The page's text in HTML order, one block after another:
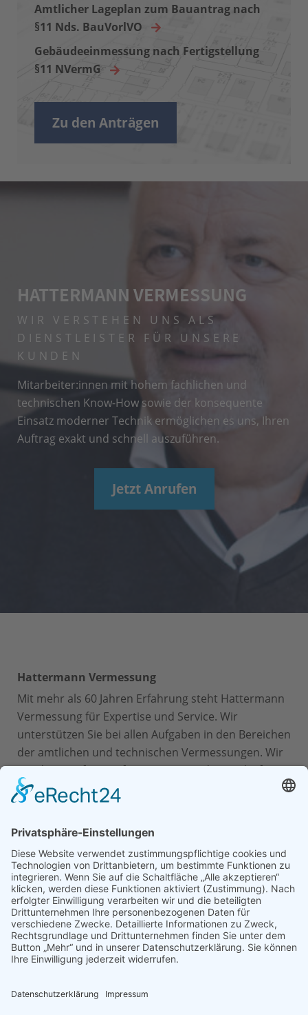
Amtlicher Lageplan zum Bauantrag nach
§11 Nds. BauVorlVO
Gebäudeeinmessung nach Fertigstellung
§11 NVermG
Zu den Anträgen
HATTERMANN VERMESSUNG
WIR VERSTEHEN UNS ALS
DIENSTLEISTER FÜR UNSERE
KUNDEN
Mitarbeiter:innen mit hohem fachlichen und
technischen Know-How sowie der konsequente
Einsatz moderner Technik ermöglichen es uns, Ihren
Auftrag exakt und schnell auszuführen.
Jetzt Anrufen
Hattermann Vermessung
Mit mehr als 60 Jahren Erfahrung steht Hattermann
Vermessung für Expertise und Service. Wir
unterstützen Sie bei allen Aufgaben in den Bereichen
der amtlichen und technischen Vermessungen. Wir
würden uns freuen, für Sie tätig werden zu dürfen.
Kontakt
Friedrich-Ebert-Str. 85
26725 Emden
04921 21522
04921 25885
info@vermessung-emden.de